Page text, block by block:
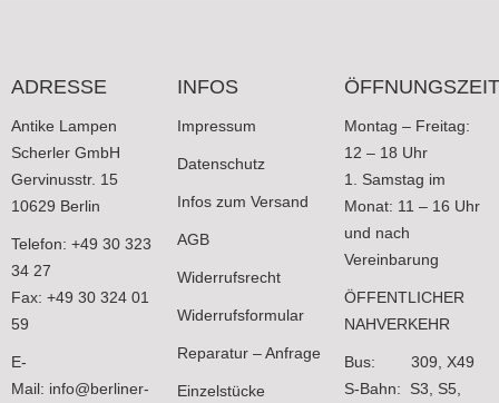
ADRESSE
Antike Lampen
Scherler GmbH
Gervinusstr. 15
10629 Berlin
Telefon: +49 30 323
34 27
Fax: +49 30 324 01
59
E-
Mail: info@berliner-
INFOS
Impressum
Datenschutz
Infos zum Versand
AGB
Widerrufsrecht
Widerrufsformular
Reparatur – Anfrage
Einzelstücke
Montag – Freitag:
12 – 18 Uhr
1. Samstag im
Monat: 11 – 16 Uhr
und nach
Vereinbarung
ÖFFENTLICHER
NAHVERKEHR
Bus: 309, X49
S-Bahn: S3, S5,